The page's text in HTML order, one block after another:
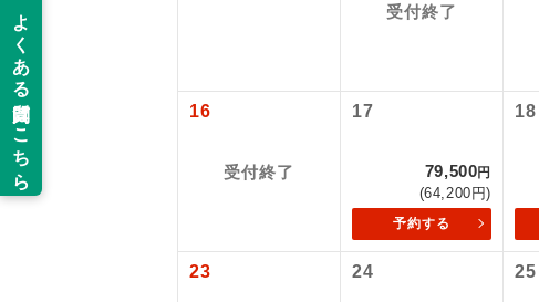
受付終了
16
受付終了
17
79,500円
(64,200円)
予約する
18
23 24 25
お申し込み時期
お支払いは、クレ
お申し込みの最後
ご旅行の契約が成
ご予約方法について
新コース
世界遺産
絶景